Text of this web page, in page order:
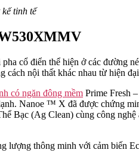
tinh tế
cổ điển thể hiện ở các đường
cách nội thất khác nhau từ hiện
có ngăn đông mềm Prime Fresh
Nanoe ™ X đã được chứng
Bạc (Ag Clean) cùng công
thông minh với cảm biến